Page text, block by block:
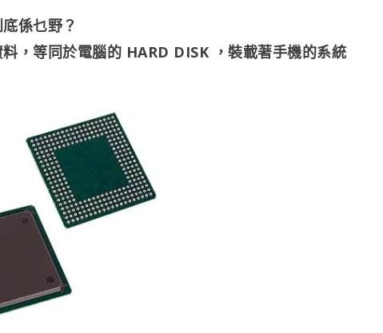
係乜野？
，等同於電腦的 HARD DISK ，裝載著手機的系統